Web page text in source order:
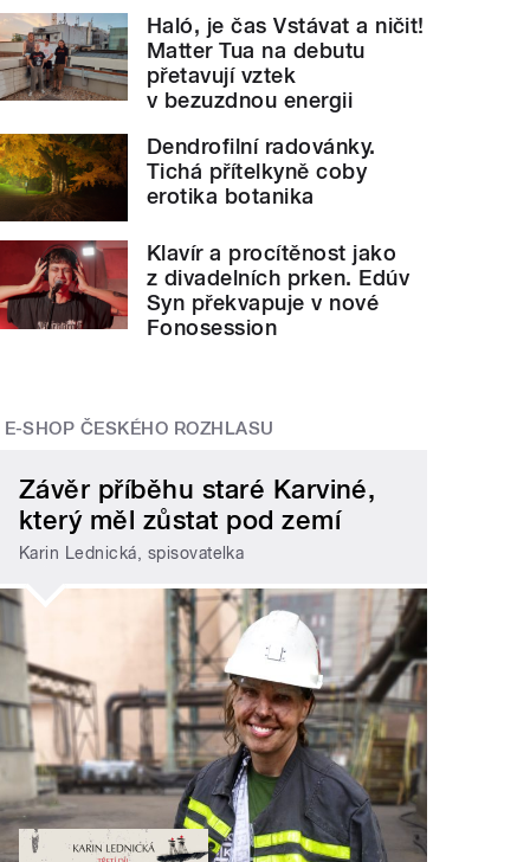
Haló, je čas Vstávat a ničit!
Matter Tua na debutu
přetavují vztek
v bezuzdnou energii
Dendrofilní radovánky.
Tichá přítelkyně coby
erotika botanika
Klavír a procítěnost jako
z divadelních prken. Edúv
Syn překvapuje v nové
Fonosession
E-SHOP ČESKÉHO ROZHLASU
Závěr příběhu staré Karviné,
který měl zůstat pod zemí
Karin Lednická, spisovatelka